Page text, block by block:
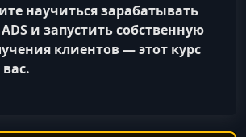
научиться зарабатывать
и запустить собственную
клиентов — этот курс